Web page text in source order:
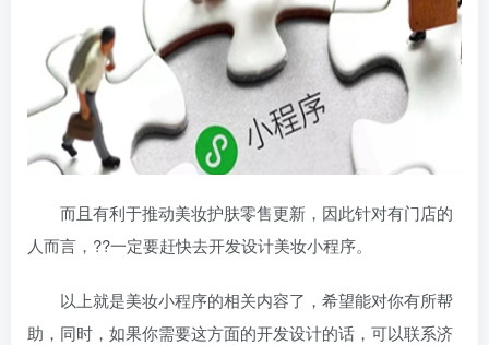
而且有利于推动美妆护肤零售更新，因此针对有门店的
人而言，??一定要赶快去开发设计美妆小程序。
以上就是美妆小程序的相关内容了，希望能对你有所帮
助，同时，如果你需要这方面的开发设计的话，可以联系济